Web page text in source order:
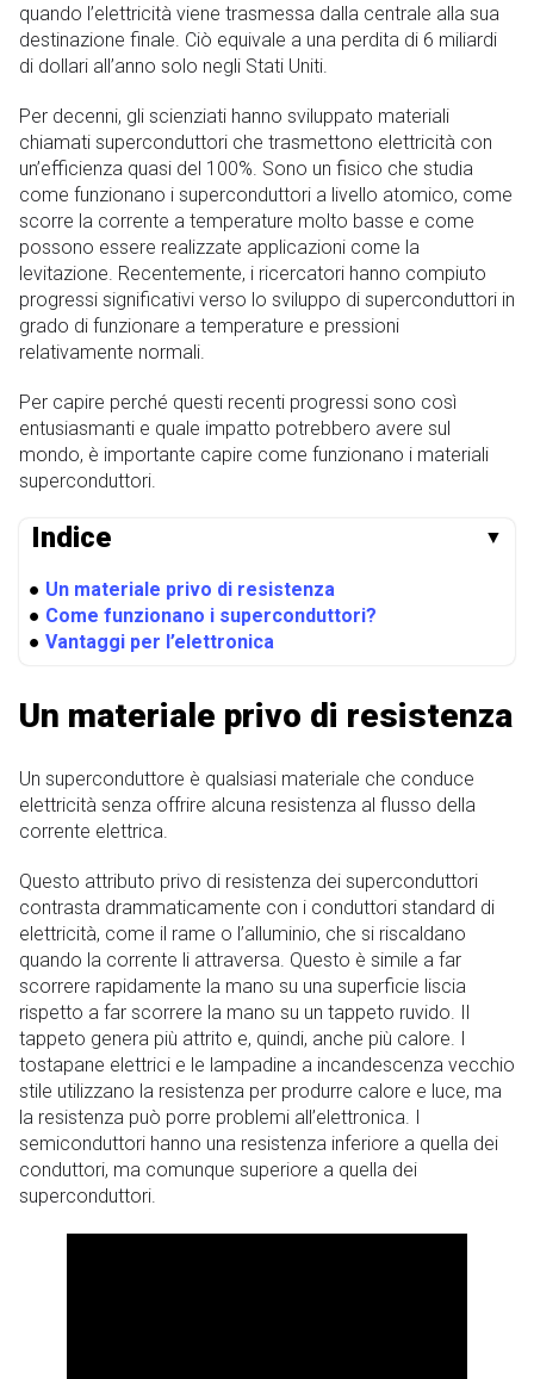
quando l’elettricità viene trasmessa dalla centrale alla sua
destinazione finale. Ciò equivale a una perdita di 6 miliardi
di dollari all’anno solo negli Stati Uniti.
Per decenni, gli scienziati hanno sviluppato materiali
chiamati superconduttori che trasmettono elettricità con
un’efficienza quasi del 100%. Sono un fisico che studia
come funzionano i superconduttori a livello atomico, come
scorre la corrente a temperature molto basse e come
possono essere realizzate applicazioni come la
levitazione. Recentemente, i ricercatori hanno compiuto
progressi significativi verso lo sviluppo di superconduttori in
grado di funzionare a temperature e pressioni
relativamente normali.
Per capire perché questi recenti progressi sono così
entusiasmanti e quale impatto potrebbero avere sul
mondo, è importante capire come funzionano i materiali
superconduttori.
Indice ▼
● Un materiale privo di resistenza
● Come funzionano i superconduttori?
● Vantaggi per l’elettronica
Un materiale privo di resistenza
Un superconduttore è qualsiasi materiale che conduce
elettricità senza offrire alcuna resistenza al flusso della
corrente elettrica.
Questo attributo privo di resistenza dei superconduttori
contrasta drammaticamente con i conduttori standard di
elettricità, come il rame o l’alluminio, che si riscaldano
quando la corrente li attraversa. Questo è simile a far
scorrere rapidamente la mano su una superficie liscia
rispetto a far scorrere la mano su un tappeto ruvido. Il
tappeto genera più attrito e, quindi, anche più calore. I
tostapane elettrici e le lampadine a incandescenza vecchio
stile utilizzano la resistenza per produrre calore e luce, ma
la resistenza può porre problemi all’elettronica. I
semiconduttori hanno una resistenza inferiore a quella dei
conduttori, ma comunque superiore a quella dei
superconduttori.